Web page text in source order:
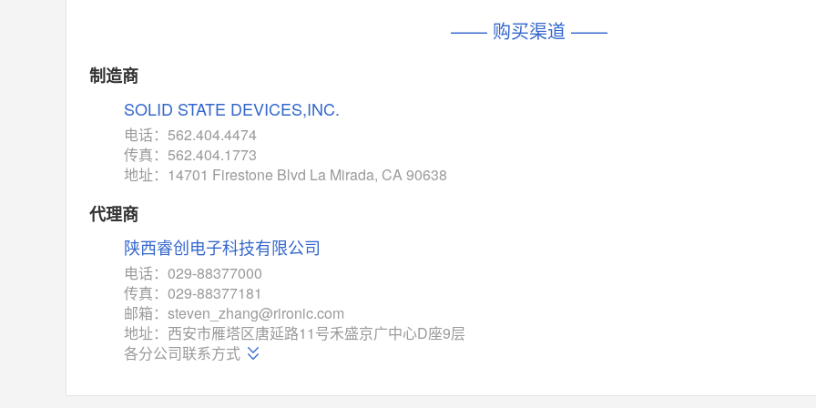
MAX14760
M74HC4852 (意法-ST)
相同功能 相似度 52%
相同功能
TC4052BFT (东芝-Toshiba)
相同功能 相似度 50%
ISL54233 (瑞萨-Renesas)
相同功能 相似度 49% 对比
相同功能 相似度 49%
相似度 44%
相同功能 相似度 35%
相同功能 相似度 35%
—— 购买渠道 ——
制造商
SOLID STATE DEVICES,INC.
电话：562.404.4474
传真：562.404.1773
地址：14701 Firestone Blvd La Mirada, CA 90638
代理商
陕西睿创电子科技有限公司
电话：029-88377000
传真：029-88377181
邮箱：steven_zhang@rironic.com
地址：西安市雁塔区唐延路11号禾盛京广中心D座9层
各分公司联系方式